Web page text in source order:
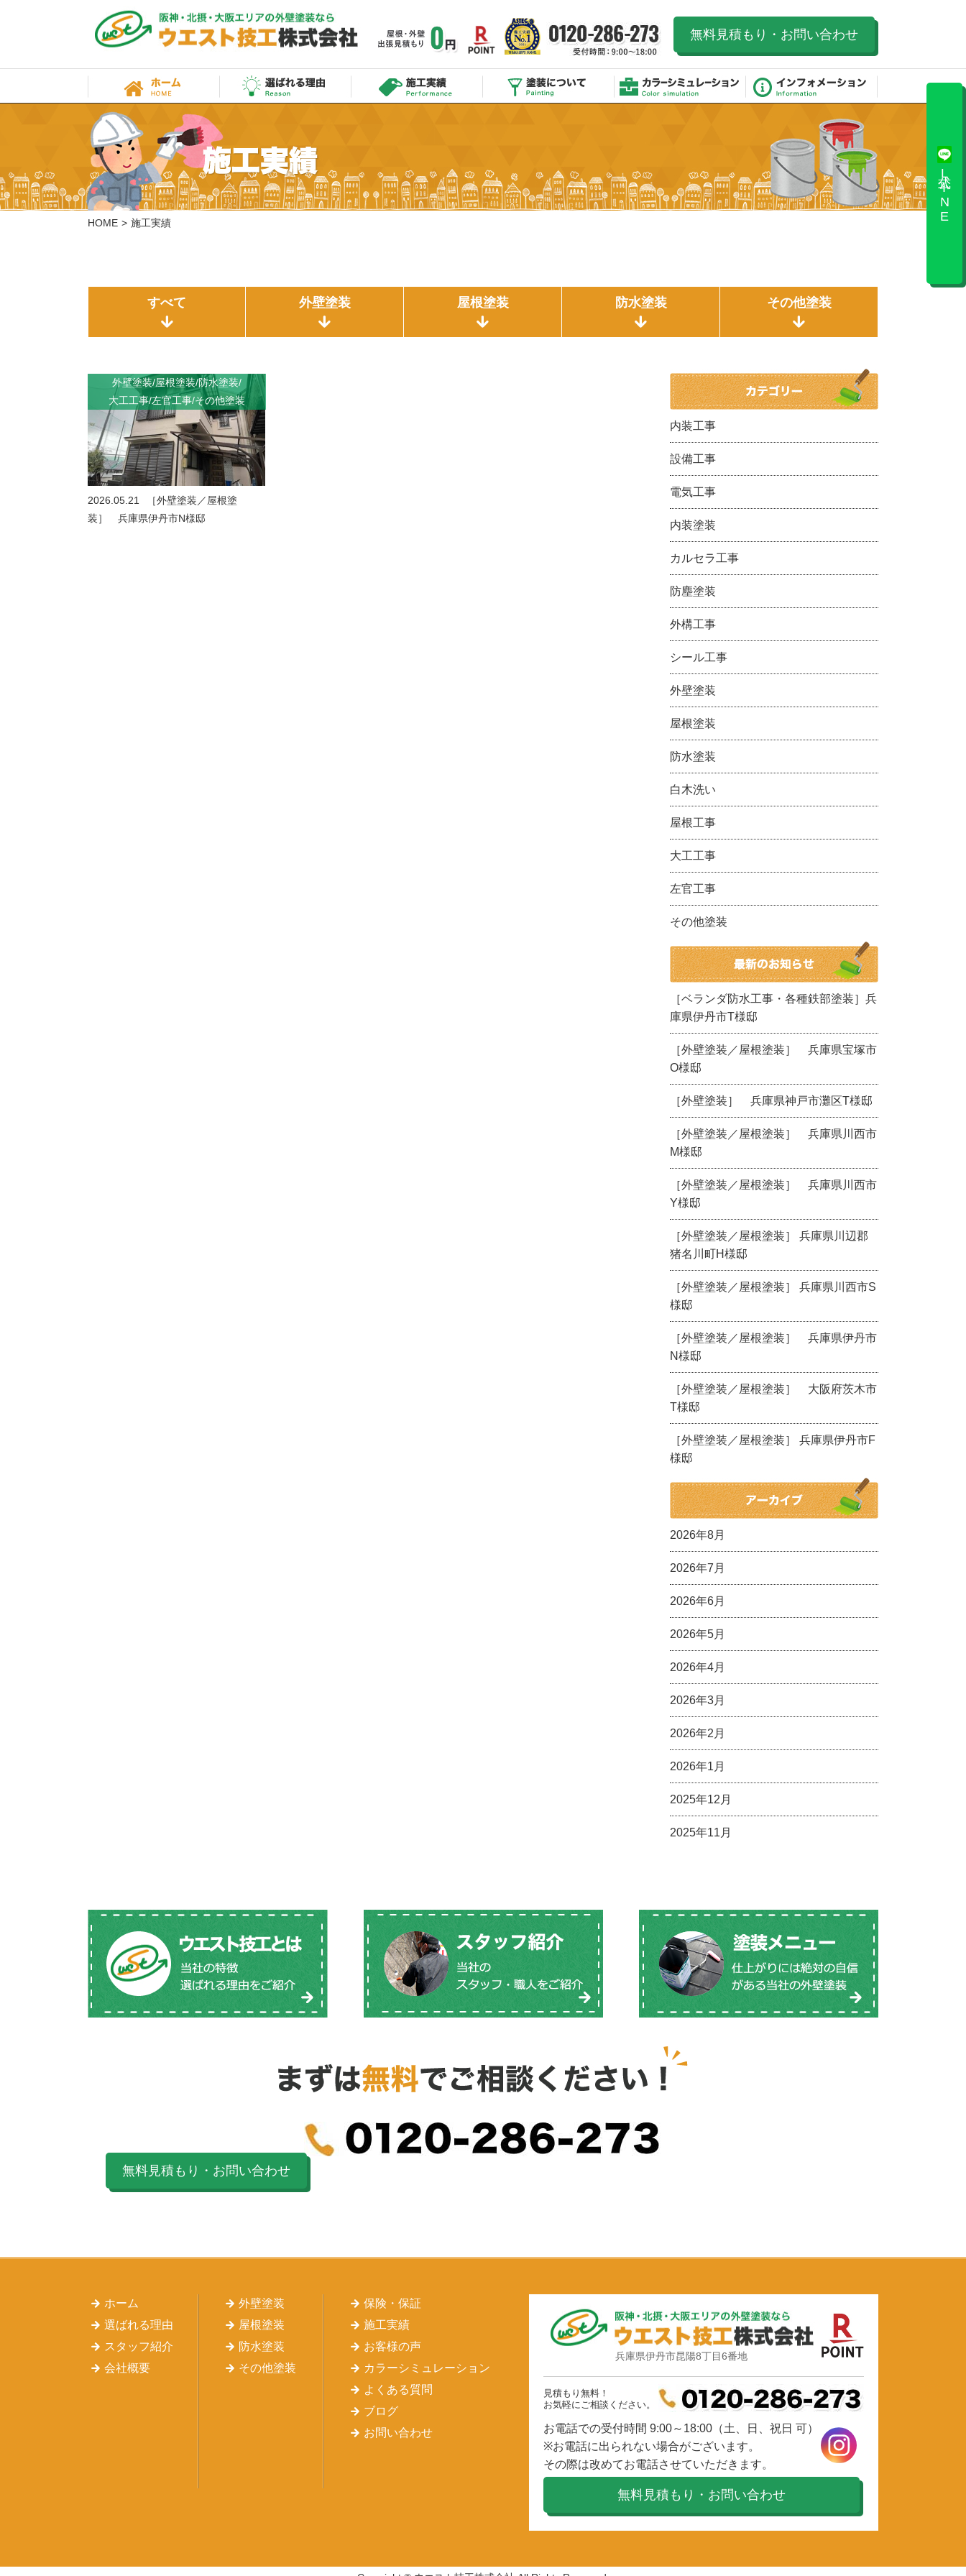
無料見積もり・お問い合わせ
公式LINE
HOME 施工実績
すべて 外壁塗装 屋根塗装 防水塗装 その他塗装
外壁塗装 屋根塗装 防水塗装
大工工事 左官工事 その他塗装
2026.05.21
［外壁塗装／屋根塗
装］ 兵庫県伊丹市N様邸
内装工事
設備工事
電気工事
内装塗装
カルセラ工事
防塵塗装
外構工事
シール工事
外壁塗装
屋根塗装
防水塗装
白木洗い
屋根工事
大工工事
左官工事
その他塗装
［ベランダ防水工事・各種鉄部塗装］兵
庫県伊丹市T様邸
［外壁塗装／屋根塗装］ 兵庫県宝塚市
O様邸
［外壁塗装］ 兵庫県神戸市灘区T様邸
［外壁塗装／屋根塗装］ 兵庫県川西市
M様邸
［外壁塗装／屋根塗装］ 兵庫県川西市
Y様邸
［外壁塗装／屋根塗装］ 兵庫県川辺郡
猪名川町H様邸
［外壁塗装／屋根塗装］ 兵庫県川西市S
様邸
［外壁塗装／屋根塗装］ 兵庫県伊丹市
N様邸
［外壁塗装／屋根塗装］ 大阪府茨木市
T様邸
［外壁塗装／屋根塗装］ 兵庫県伊丹市F
様邸
2026年8月
2026年7月
2026年6月
2026年5月
2026年4月
2026年3月
2026年2月
2026年1月
2025年12月
2025年11月
無料見積もり・お問い合わせ
ホーム
選ばれる理由
スタッフ紹介
会社概要
外壁塗装
屋根塗装
防水塗装
その他塗装
保険・保証
施工実績
お客様の声
カラーシミュレーション
よくある質問
ブログ
お問い合わせ
兵庫県伊丹市昆陽8丁目6番地
見積もり無料！
お気軽にご相談ください。
お電話での受付時間 9:00～18:00（土、日、祝日 可）
※お電話に出られない場合がございます。
その際は改めてお電話させていただきます。
無料見積もり・お問い合わせ